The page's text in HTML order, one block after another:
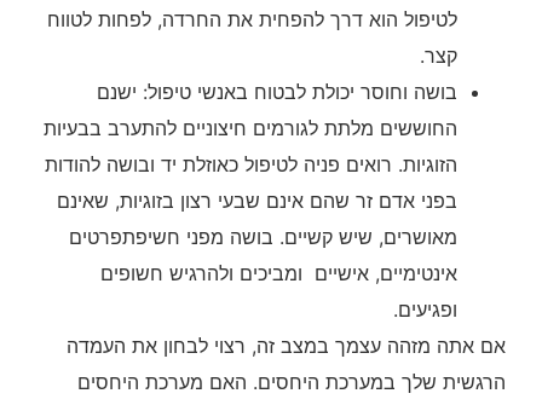
לטיפול הוא דרך להפחית את החרדה, לפחות לטווח
קצר.
בושה וחוסר יכולת לבטוח באנשי טיפול: ישנם
החוששים מלתת לגורמים חיצוניים להתערב בבעיות
הזוגיות. רואים פניה לטיפול כאוזלת יד ובושה להודות
בפני אדם זר שהם אינם שבעי רצון בזוגיות, שאינם
מאושרים, שיש קשיים. בושה מפני חשיפתפרטים
אינטימיים, אישיים ומביכים ולהרגיש חשופים
ופגיעים.
אם אתה מזהה עצמך במצב זה, רצוי לבחון את העמדה
הרגשית שלך במערכת היחסים. האם מערכת היחסים